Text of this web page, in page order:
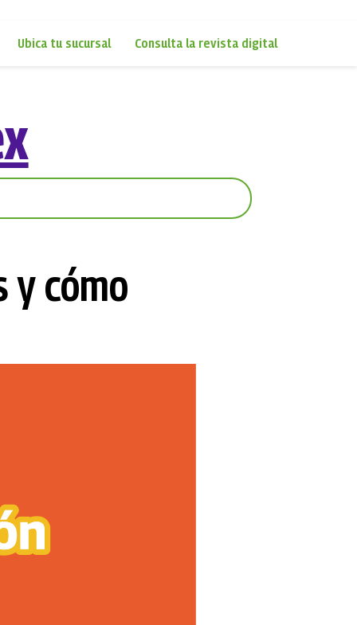
Ubica tu sucursal Consulta la revista digital
y cómo